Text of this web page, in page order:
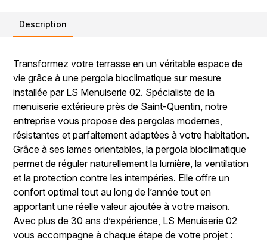
Description
Transformez votre terrasse en un véritable espace de
vie grâce à une pergola bioclimatique sur mesure
installée par LS Menuiserie 02. Spécialiste de la
menuiserie extérieure près de Saint-Quentin, notre
entreprise vous propose des pergolas modernes,
résistantes et parfaitement adaptées à votre habitation.
Grâce à ses lames orientables, la pergola bioclimatique
permet de réguler naturellement la lumière, la ventilation
et la protection contre les intempéries. Elle offre un
confort optimal tout au long de l’année tout en
apportant une réelle valeur ajoutée à votre maison.
Avec plus de 30 ans d’expérience, LS Menuiserie 02
vous accompagne à chaque étape de votre projet :